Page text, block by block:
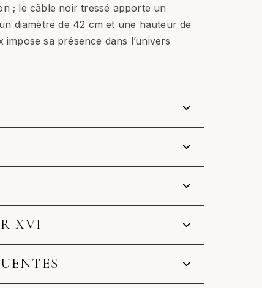
; le câble noir tressé apporte un
diamètre de 42 cm et une hauteur de
sa présence dans l’univers
XVI